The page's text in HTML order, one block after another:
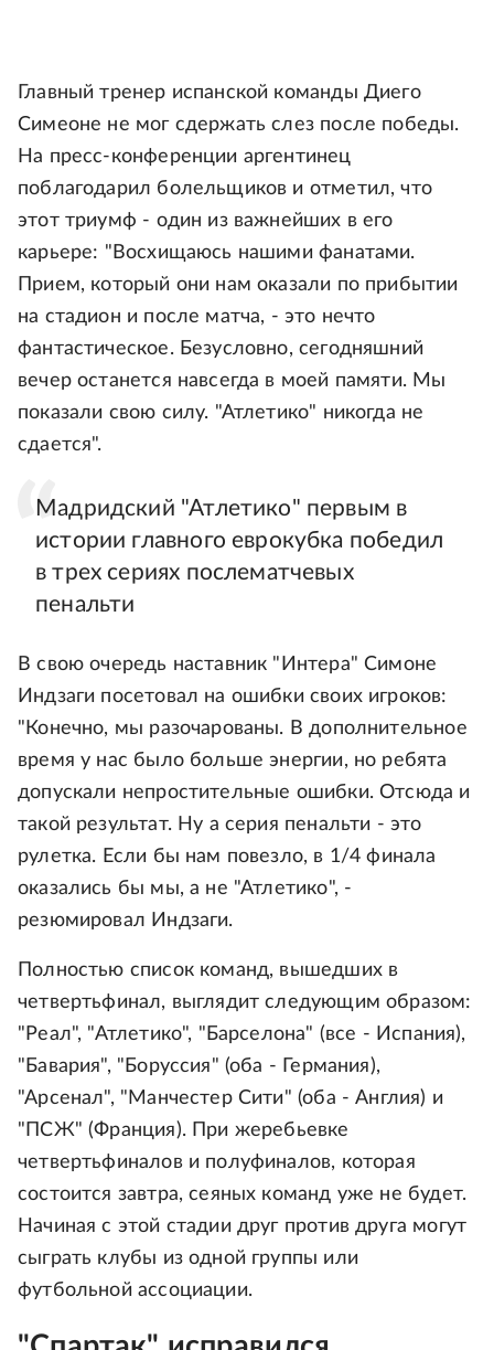
Главный тренер испанской команды Диего
Симеоне не мог сдержать слез после победы.
На пресс-конференции аргентинец
поблагодарил болельщиков и отметил, что
этот триумф - один из важнейших в его
карьере: "Восхищаюсь нашими фанатами.
Прием, который они нам оказали по прибытии
на стадион и после матча, - это нечто
фантастическое. Безусловно, сегодняшний
вечер останется навсегда в моей памяти. Мы
показали свою силу. "Атлетико" никогда не
сдается".
Мадридский "Атлетико" первым в
истории главного еврокубка победил
в трех сериях послематчевых
пенальти
В свою очередь наставник "Интера" Симоне
Индзаги посетовал на ошибки своих игроков:
"Конечно, мы разочарованы. В дополнительное
время у нас было больше энергии, но ребята
допускали непростительные ошибки. Отсюда и
такой результат. Ну а серия пенальти - это
рулетка. Если бы нам повезло, в 1/4 финала
оказались бы мы, а не "Атлетико", -
резюмировал Индзаги.
Полностью список команд, вышедших в
четвертьфинал, выглядит следующим образом:
"Реал", "Атлетико", "Барселона" (все - Испания),
"Бавария", "Боруссия" (оба - Германия),
"Арсенал", "Манчестер Сити" (оба - Англия) и
"ПСЖ" (Франция). При жеребьевке
четвертьфиналов и полуфиналов, которая
состоится завтра, сеяных команд уже не будет.
Начиная с этой стадии друг против друга могут
сыграть клубы из одной группы или
футбольной ассоциации.